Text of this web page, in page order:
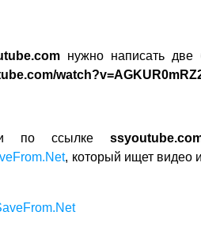
нужно написать две
по ссылке
, который ищет видео